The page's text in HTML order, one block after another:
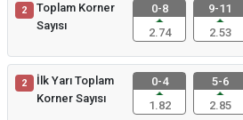
2
Toplam Korner
Sayısı
0-8
2.74
9-11
2.53
2
İlk Yarı Toplam
Korner Sayısı
0-4
1.82
5-6
2.85